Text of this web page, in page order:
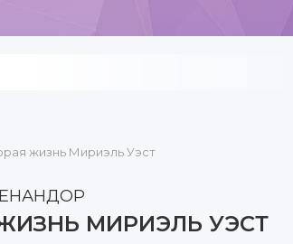
жизнь Мириэль Уэст
МИРИЭЛЬ УЭСТ